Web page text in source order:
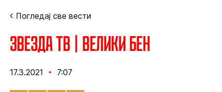
Погледај све вести
Звезда ТВ | Велики Бен
17.3.2021 7:07